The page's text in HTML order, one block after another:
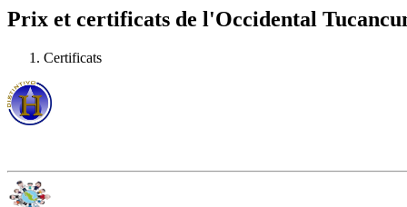
Prix et certificats de l'Occidental
Certificats